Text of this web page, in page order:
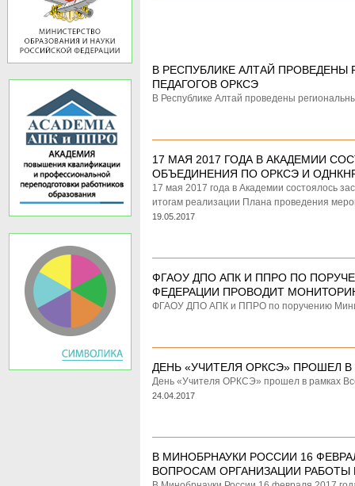
В РЕСПУБЛИКЕ АЛТАЙ
ПЕДАГОГОВ ОРКСЭ
В Республике Алтай проведены
17 МАЯ 2017 ГОДА В АКАДЕМИИ
ОБЪЕДИНЕНИЯ ПО ОРКСЭ И
17 мая 2017 года в Академии состоялось
итогам реализации Плана проведения
19.05.2017
ФГАОУ ДПО АПК И ППРО ПО
ФЕДЕРАЦИИ ПРОВОДИТ
ФГАОУ ДПО АПК и ППРО по поручению
ДЕНЬ «УЧИТЕЛЯ ОРКСЭ» ПРОШЕЛ
День «Учителя ОРКСЭ» прошел в рамках
24.04.2017
В МИНОБРНАУКИ РОССИИ 16
ВОПРОСАМ ОРГАНИЗАЦИИ РАБОТЫ